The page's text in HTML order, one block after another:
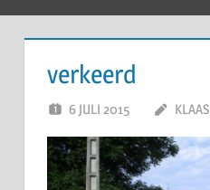
Santiago
verkeerd
6 JULI 2015 KLAAS